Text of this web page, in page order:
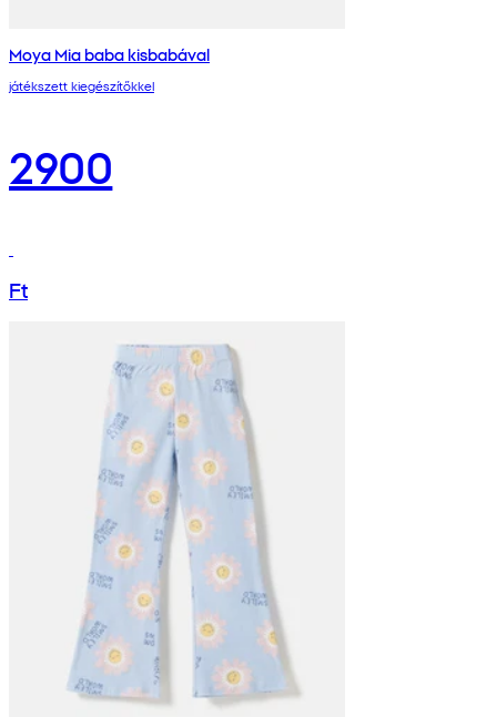
Moya Mia baba kisbabával
játékszett kiegészítőkkel
2900
Ft